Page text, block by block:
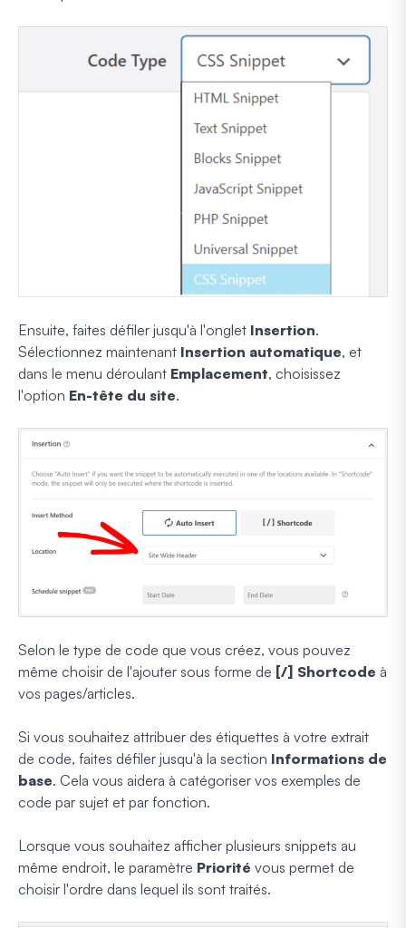
Ensuite, faites défiler jusqu'à l'onglet Insertion.
Sélectionnez maintenant Insertion automatique, et
dans le menu déroulant Emplacement, choisissez
l'option En-tête du site.
Selon le type de code que vous créez, vous pouvez
même choisir de l'ajouter sous forme de [/] Shortcode à
vos pages/articles.
Si vous souhaitez attribuer des étiquettes à votre extrait
de code, faites défiler jusqu'à la section Informations de
base. Cela vous aidera à catégoriser vos exemples de
code par sujet et par fonction.
Lorsque vous souhaitez afficher plusieurs snippets au
même endroit, le paramètre Priorité vous permet de
choisir l'ordre dans lequel ils sont traités.